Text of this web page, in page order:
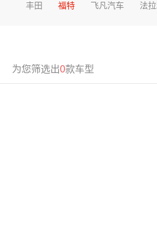
丰田 福特 飞凡汽车 法拉
为您筛选出0款车型